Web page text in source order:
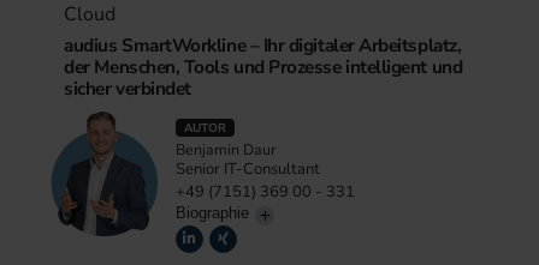
Cloud
audius SmartWorkline – Ihr digitaler Arbeitsplatz,
der Menschen, Tools und Prozesse intelligent und
sicher verbindet
AUTOR
Benjamin Daur
Senior IT-Consultant
+49 (7151) 369 00 - 331
Biographie